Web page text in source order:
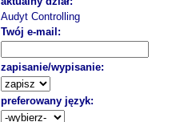
Audyt Controlling
Twój e-mail:
zapisanie/wypisanie:
preferowany język: